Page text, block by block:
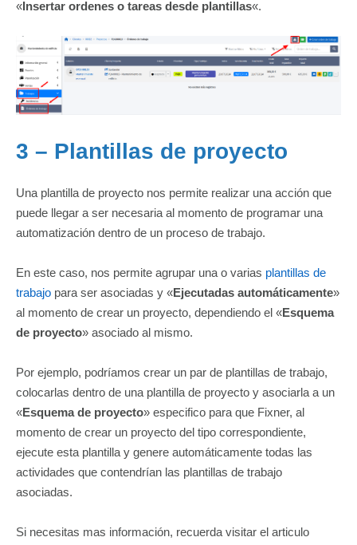
«Insertar ordenes o tareas desde plantillas«.
3 – Plantillas de proyecto
Una plantilla de proyecto nos permite realizar una acción que
puede llegar a ser necesaria al momento de programar una
automatización dentro de un proceso de trabajo.
En este caso, nos permite agrupar una o varias plantillas de
trabajo para ser asociadas y «Ejecutadas automáticamente»
al momento de crear un proyecto, dependiendo el «Esquema
de proyecto» asociado al mismo.
Por ejemplo, podríamos crear un par de plantillas de trabajo,
colocarlas dentro de una plantilla de proyecto y asociarla a un
«Esquema de proyecto» especifico para que Fixner, al
momento de crear un proyecto del tipo correspondiente,
ejecute esta plantilla y genere automáticamente todas las
actividades que contendrían las plantillas de trabajo
asociadas.
Si necesitas mas información, recuerda visitar el articulo